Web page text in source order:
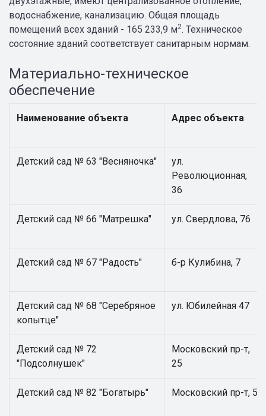
водоснабжение, канализацию. Общая площадь
помещений всех зданий - 165 233,9 м2. Техническое
состояние зданий соответствует санитарным нормам.
Материально-техническое
обеспечение
Наименование объекта Адрес объекта
Детский сад № 63 "Весняночка"
ул.
Революционная,
36
Детский сад № 66 "Матрешка" ул. Свердлова, 76
Детский сад № 67 "Радость" б-р Кулибина, 7
Детский сад № 68 "Серебряное
копытце"
ул. Юбилейная 47
Детский сад № 72
"Подсолнушек"
Московский пр-т,
25
Детский сад № 82 "Богатырь" Московский пр-т, 5